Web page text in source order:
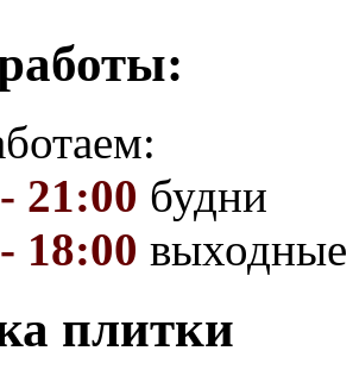
21:00 будни
18:00 выходные
плитки